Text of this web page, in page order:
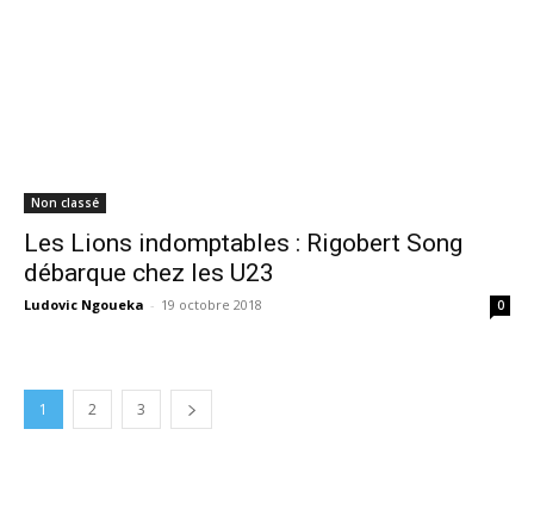
Non classé
Les Lions indomptables : Rigobert Song
débarque chez les U23
Ludovic Ngoueka - 19 octobre 2018 0
1 2 3